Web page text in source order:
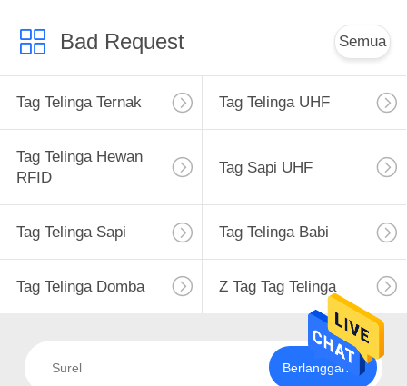
Bad Request Semua
Tag Telinga Ternak Tag Telinga UHF
Tag Telinga Hewan
RFID
Tag Sapi UHF
Tag Telinga Sapi Tag Telinga Babi
Tag Telinga Domba Z Tag Tag Telinga
Berlangganan